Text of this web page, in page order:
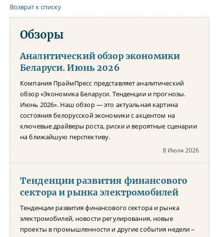
Возврат к списку
Обзоры
Аналитический обзор экономики
Беларуси. Июнь 2026
Компания ПраймПресс представляет аналитический
обзор «Экономика Беларуси. Тенденции и прогнозы.
Июнь 2026». Наш обзор — это актуальная картина
состояния белорусской экономики с акцентом на
ключевые драйверы роста, риски и вероятные сценарии
на ближайшую перспективу.
8 Июля 2026
Тенденции развития финансового
сектора и рынка электромобилей
Тенденции развития финансового сектора и рынка
электромобилей, новости регулирования, новые
проекты в промышленности и другие события недели –